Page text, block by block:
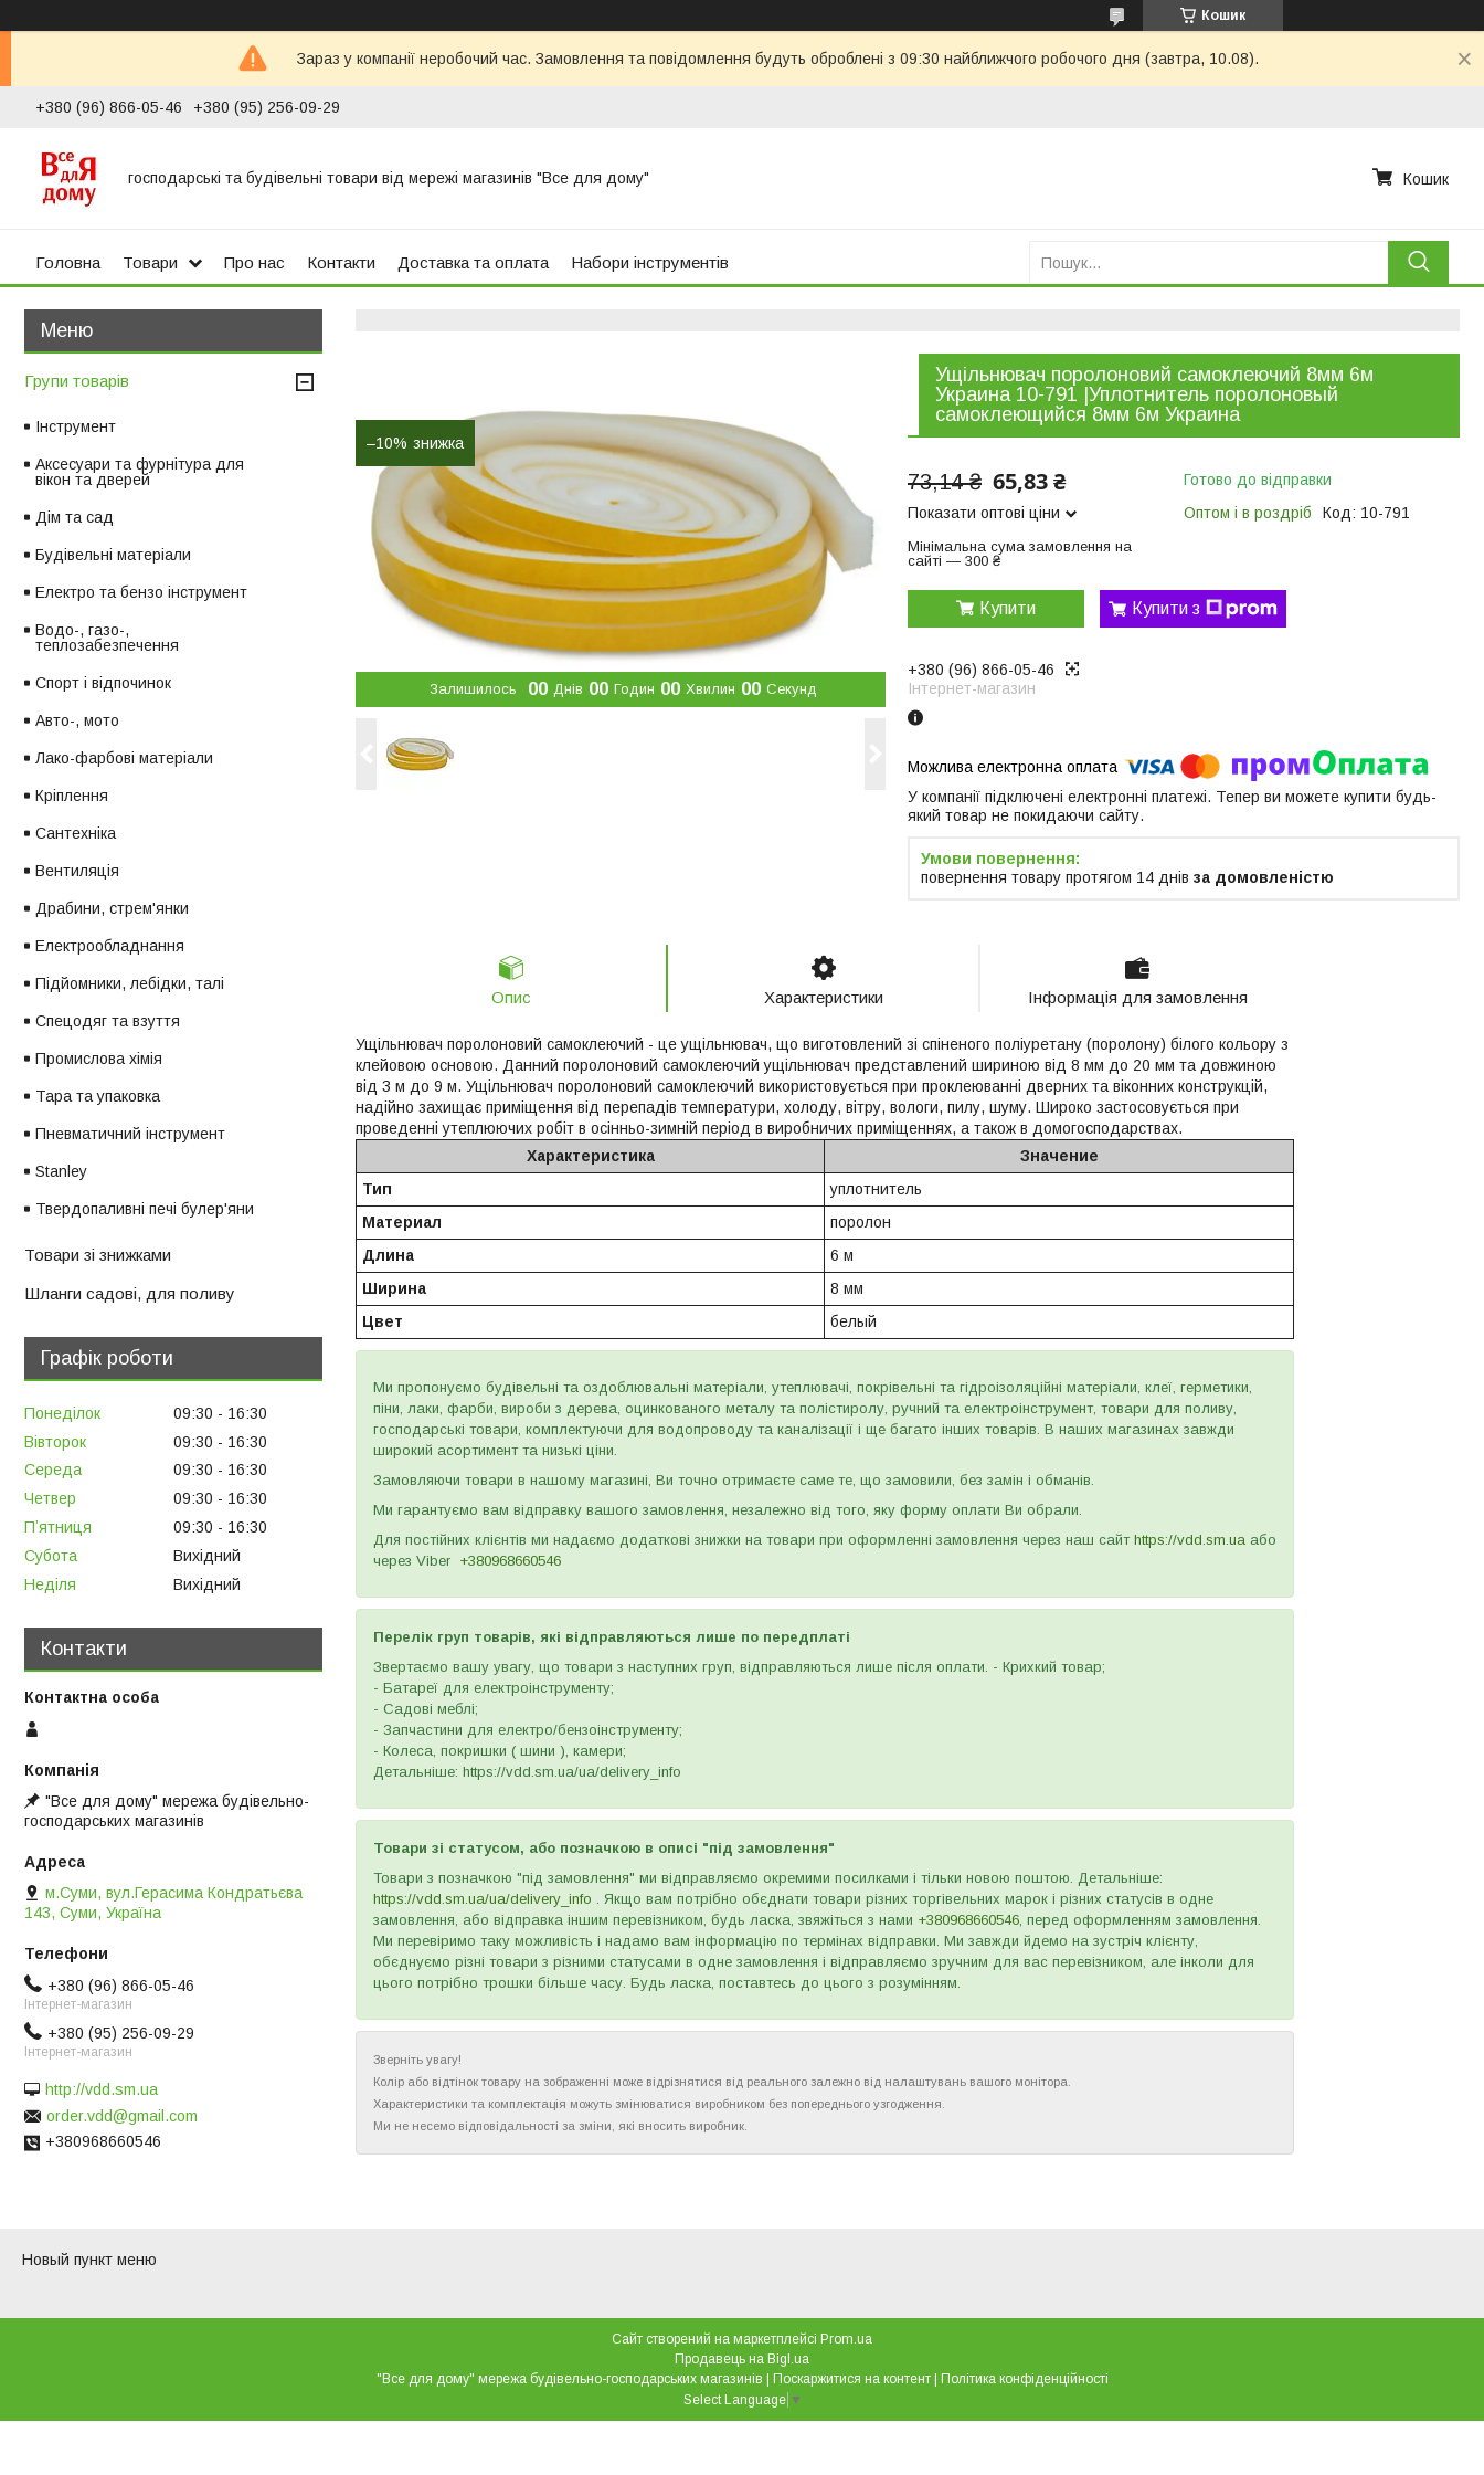
Кошик
Зараз у компанії неробочий час. Замовлення та повідомлення будуть оброблені з 09:30 найближчого робочого дня (завтра, 10.08).
+380 (96) 866-05-46 +380 (95) 256-09-29
господарські та будівельні товари від мережі магазинів "Все для дому" Кошик
Головна Товари Про нас Контакти Доставка та оплата Набори інструментів
–10%
Залишилось 00 Днів 00 Годин 00 Хвилин 00 Секунд
Ущільнювач поролоновий самоклеючий 8мм 6м
Украина 10-791 |Уплотнитель поролоновый
самоклеющийся 8мм 6м Украина
73,14 ₴ 65,83 ₴
Показати оптові ціни
Мінімальна сума замовлення на
сайті — 300 ₴
Готово до відправки
Оптом і в роздріб
Код: 10-791
Купити Купити з
+380 (96) 866-05-46
Інтернет-магазин
У компанії підключені електронні платежі. Тепер ви можете купити будь-
який товар не покидаючи сайту.
повернення товару протягом 14 днів за домовленістю
Опис Характеристики Інформація для замовлення
Ущільнювач поролоновий самоклеючий - це ущільнювач, що виготовлений зі спіненого поліуретану (поролону) білого кольору з
клейовою основою. Данний поролоновий самоклеючий ущільнювач представлений шириною від 8 мм до 20 мм та довжиною
від 3 м до 9 м. Ущільнювач поролоновий самоклеючий використовується при проклеюванні дверних та віконних конструкцій,
надійно захищає приміщення від перепадів температури, холоду, вітру, вологи, пилу, шуму. Широко застосовується при
проведенні утеплюючих робіт в осінньо-зимній період в виробничих приміщеннях, а також в домогосподарствах.
Характеристика
Значение
Тип
уплотнитель
Материал
поролон
Длина
6 м
Ширина
8 мм
Цвет
белый
Ми пропонуємо будівельні та оздоблювальні матеріали, утеплювачі, покрівельні та гідроізоляційні матеріали, клеї, герметики,
піни, лаки, фарби, вироби з дерева, оцинкованого металу та полістиролу, ручний та електроінструмент, товари для поливу,
господарські товари, комплектуючи для водопроводу та каналізації і ще багато інших товарів. В наших магазинах завжди
широкий асортимент та низькі ціни.
Замовляючи товари в нашому магазині, Ви точно отримаєте саме те, що замовили, без замін і обманів.
Ми гарантуємо вам відправку вашого замовлення, незалежно від того, яку форму оплати Ви обрали.
Для постійних клієнтів ми надаємо додаткові знижки на товари при оформленні замовлення через наш сайт https://vdd.sm.ua або
через Viber +380968660546
Перелік груп товарів, які відправляються лише по передплаті
Звертаємо вашу увагу, що товари з наступних груп, відправляються лише після оплати. - Крихкий товар;
- Батареї для електроінструменту;
- Садові меблі;
- Запчастини для електро/бензоінструменту;
- Колеса, покришки ( шини ), камери;
Детальніше: https://vdd.sm.ua/ua/delivery_info
Товари зі статусом, або позначкою в описі "під замовлення"
Товари з позначкою "під замовлення" ми відправляємо окремими посилками і тільки новою поштою. Детальніше:
https://vdd.sm.ua/ua/delivery_info . Якщо вам потрібно обєднати товари різних торгівельних марок і різних статусів в одне
замовлення, або відправка іншим перевізником, будь ласка, звяжіться з нами +380968660546, перед оформленням замовлення.
Ми перевіримо таку можливість і надамо вам інформацію по термінах відправки. Ми завжди йдемо на зустріч клієнту,
обєднуємо різні товари з різними статусами в одне замовлення і відправляємо зручним для вас перевізником, але інколи для
цього потрібно трошки більше часу. Будь ласка, поставтесь до цього з розумінням.
Зверніть увагу!
Колір або відтінок товару на зображенні може відрізнятися від реального залежно від налаштувань вашого монітора.
Характеристики та комплектація можуть змінюватися виробником без попереднього узгодження.
Ми не несемо відповідальності за зміни, які вносить виробник.
Групи товарів
Інструмент
Аксесуари та фурнітура для
вікон та дверей
Дім та сад
Будівельні матеріали
Електро та бензо інструмент
Водо-, газо-,
теплозабезпечення
Спорт і відпочинок
Авто-, мото
Лако-фарбові матеріали
Кріплення
Сантехніка
Вентиляція
Драбини, стрем'янки
Електрообладнання
Підйомники, лебідки, талі
Спецодяг та взуття
Промислова хімія
Тара та упаковка
Пневматичний інструмент
Stanley
Твердопаливні печі булер'яни
Товари зі знижками
Шланги садові, для поливу
Графік роботи
Понеділок 09:30
16:30
Вівторок
09:30
16:30
Середа
09:30
16:30
Четвер
09:30
16:30
Пʼятниця
09:30
16:30
Субота
Вихідний
Неділя
Вихідний
Контакти
"Все для дому" мережа будівельно-
господарських магазинів
м.Суми, вул.Герасима Кондратьєва
143, Суми, Україна
+380 (96) 866-05-46
Інтернет-магазин
+380 (95) 256-09-29
Інтернет-магазин
http://vdd.sm.ua
order.vdd@gmail.com
+380968660546
Новый пункт меню
Сайт створений на маркетплейсі Prom.ua
Продавець на Bigl.ua
Поскаржитися на контент
Політика конфіденційності
Select Language ▼